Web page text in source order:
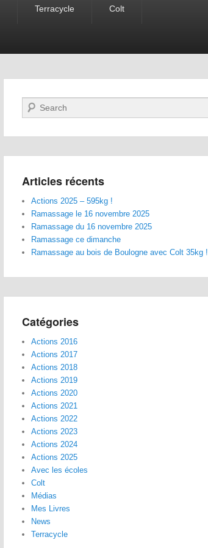
Terracycle Colt
Recherche
Articles récents
Actions 2025 – 595kg !
Ramassage le 16 novembre 2025
Ramassage du 16 novembre 2025
Ramassage ce dimanche
Ramassage au bois de Boulogne avec Colt 35kg !
Catégories
Actions 2016
Actions 2017
Actions 2018
Actions 2019
Actions 2020
Actions 2021
Actions 2022
Actions 2023
Actions 2024
Actions 2025
Avec les écoles
Colt
Médias
Mes Livres
News
Terracycle